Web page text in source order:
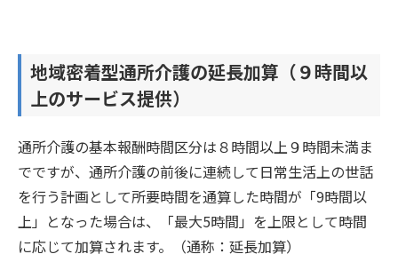
地域密着型通所介護の延長加算（９時間以
上のサービス提供）
通所介護の基本報酬時間区分は８時間以上９時間未満ま
でですが、通所介護の前後に連続して日常生活上の世話
を行う計画として所要時間を通算した時間が「9時間以
上」となった場合は、「最大5時間」を上限として時間
に応じて加算されます。（通称：延長加算）